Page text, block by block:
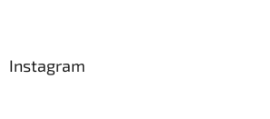
Instagram